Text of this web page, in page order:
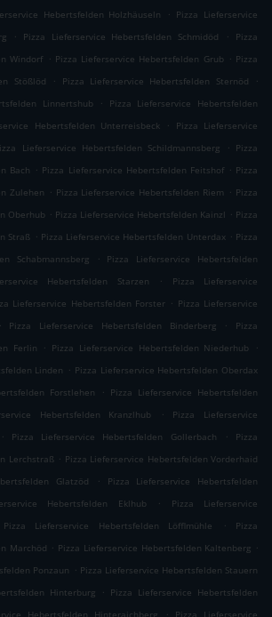
Hebertsfelden Holzhäuseln . Pizza Lieferservice
. Pizza Lieferservice Hebertsfelden Schmidöd .
Pizza
Windorf . Pizza Lieferservice Hebertsfelden Grub . Pizza
Stößlöd
. Pizza Lieferservice Hebertsfelden Sternöd
.
Linnertshub
.
Pizza Lieferservice Hebertsfelden
Hebertsfelden Unterreisbeck .
Pizza Lieferservice
Lieferservice Hebertsfelden Schildmannsberg . Pizza
Bach . Pizza Lieferservice Hebertsfelden Feitshof . Pizza
Zulehen . Pizza Lieferservice Hebertsfelden Riem . Pizza
Oberhub . Pizza Lieferservice Hebertsfelden Kainzl . Pizza
Straß . Pizza Lieferservice Hebertsfelden Unterdax . Pizza
Schabmannsberg
.
Pizza Lieferservice Hebertsfelden
Hebertsfelden Starzen .
Pizza Lieferservice
Lieferservice Hebertsfelden Forster . Pizza Lieferservice
. Pizza Lieferservice Hebertsfelden Binderberg .
Pizza
Ferlin
. Pizza Lieferservice Hebertsfelden Niederhub
.
Linden . Pizza Lieferservice Hebertsfelden Oberdax
Forstlehen . Pizza Lieferservice Hebertsfelden
Hebertsfelden Kranzlhub .
Pizza Lieferservice
. Pizza Lieferservice Hebertsfelden Gollerbach .
Pizza
Lerchstraß . Pizza Lieferservice Hebertsfelden Vorderhaid
Glatzöd .
Pizza Lieferservice Hebertsfelden
Hebertsfelden Eklhub .
Pizza Lieferservice
Pizza Lieferservice Hebertsfelden Löfflmühle .
Pizza
Marchöd . Pizza Lieferservice Hebertsfelden Kaltenberg .
Ponzaun . Pizza Lieferservice Hebertsfelden Stauern
Hinterburg . Pizza Lieferservice Hebertsfelden
.